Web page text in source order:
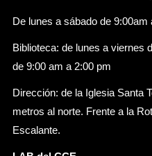
De lunes a sábado de 9:00am
Biblioteca: de lunes a viernes
de 9:00 am a 2:00 pm
Dirección: de la Iglesia Santa
metros al norte. Frente a la
Escalante.